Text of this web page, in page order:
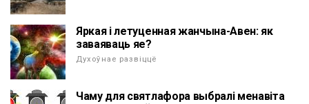
Яркая і летуценная жанчына-Авен: як
заваяваць яе?
Духоўнае развіццё
Чаму для святлафора выбралі менавіта